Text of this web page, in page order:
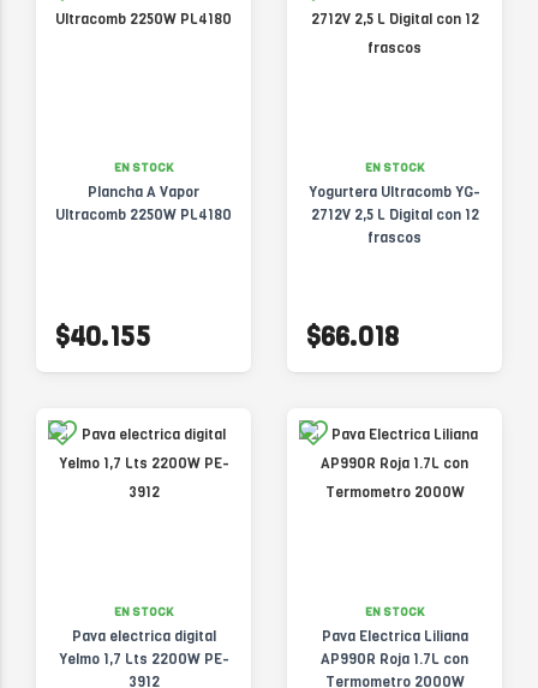
EN STOCK
Plancha A Vapor
Ultracomb 2250W PL4180
$40.155
EN STOCK
Yogurtera Ultracomb YG-
2712V 2,5 L Digital con 12
frascos
$66.018
EN STOCK
Pava electrica digital
Yelmo 1,7 Lts 2200W PE-
3912
EN STOCK
Pava Electrica Liliana
AP990R Roja 1.7L con
Termometro 2000W